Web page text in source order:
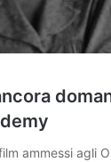
ammessi agli